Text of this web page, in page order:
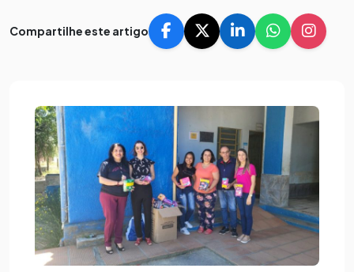
Compartilhe este artigo